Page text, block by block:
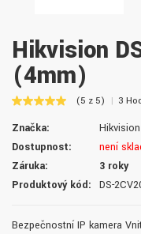
Hikvision
(4mm)
(5 z 5) 3
Značka:
Hikvision
Dostupnost:
není
Záruka:
3 roky
Produktový kód:
DS-
Bezpečnostní IP kamera